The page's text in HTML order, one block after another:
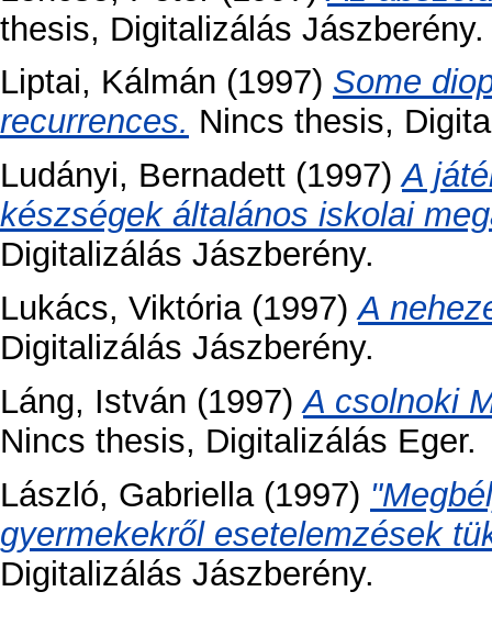
thesis, Digitalizálás Jászberény.
Liptai, Kálmán (1997) Some
recurrences. Nincs thesis,
Ludányi, Bernadett (1997)A
készségek általános iskolai
Digitalizálás Jászberény.
Lukács, Viktória(1997)A
Digitalizálás Jászberény.
Láng, István (1997)A csolnoki
Nincs thesis, Digitalizálás Eger.
László, Gabriella(1997)
gyermekekről esetelemzések
Digitalizálás Jászberény.